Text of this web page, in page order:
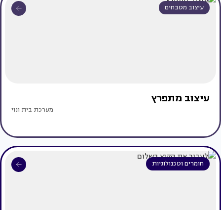
עיצוב מטבחים
עיצוב מתפרץ
מערכת בית ונוי
חומרים וטכנולוגיות